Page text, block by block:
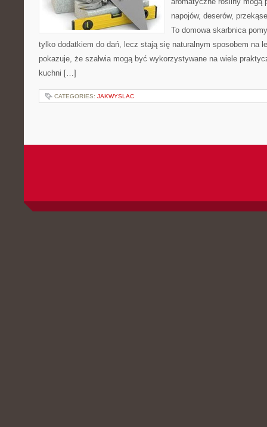
napojów, deserów,
To domowa skarbnica
tylko dodatkiem do dań, lecz stają się naturalnym sposobem na
pokazuje, że szałwia mogą być wykorzystywane na wiele
kuchni […]
CATEGORIES: JAKWYSLAC